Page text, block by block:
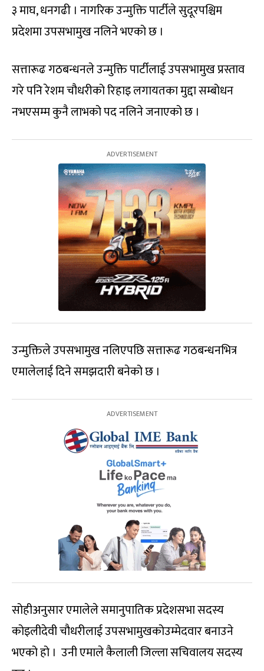
३ माघ, धनगढी । नागरिक उन्मुक्ति पार्टीले सुदूरपश्चिम
प्रदेशमा उपसभामुख नलिने भएको छ ।
सत्तारूढ गठबन्धनले उन्मुक्ति पार्टीलाई उपसभामुख प्रस्ताव
गरे पनि रेशम चौधरीको रिहाइ लगायतका मुद्दा सम्बोधन
नभएसम्म कुनै लाभको पद नलिने जनाएको छ ।
उन्मुक्तिले उपसभामुख नलिएपछि सत्तारूढ गठबन्धनभित्र
एमालेलाई दिने समझदारी बनेको छ ।
सोहीअनुसार एमालेले समानुपातिक प्रदेशसभा सदस्य
कोइलीदेवी चौधरीलाई उपसभामुखकोउम्मेदवार बनाउने
भएको हो । उनी एमाले कैलाली जिल्ला सचिवालय सदस्य